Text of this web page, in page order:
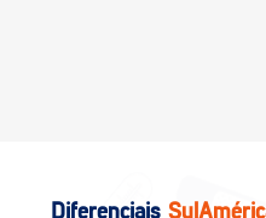
Diferenciais